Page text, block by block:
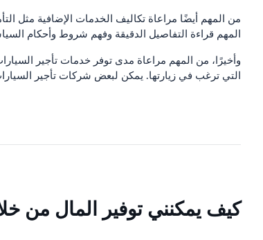
من المهم أيضًا مراعاة تكاليف الخدمات الإضافية مثل
المهم قراءة التفاصيل الدقيقة وفهم شروط وأحكام
وأخيرًا، من المهم مراعاة مدى توفر خدمات تأجير
التي ترغب في زيارتها. يمكن لبعض شركات تأجير
كيف يمكنني توفير المال من